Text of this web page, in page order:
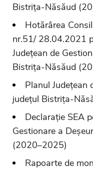
Bistrița-Năsăud
Hotărârea
nr.51/ 28.04.2021
Județean de
Bistrița-Năsăud
Planul Județean
județul Bistrița-
Declarație SEA
Gestionare a
(2020–2025)
Rapoarte de